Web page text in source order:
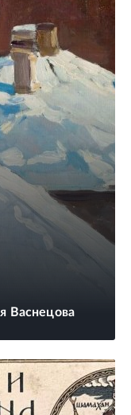
Васнецова